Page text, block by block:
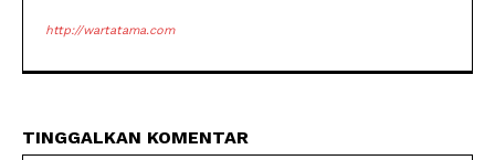
http://wartatama.com
TINGGALKAN KOMENTAR